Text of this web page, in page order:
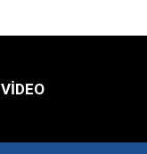
VIDEO